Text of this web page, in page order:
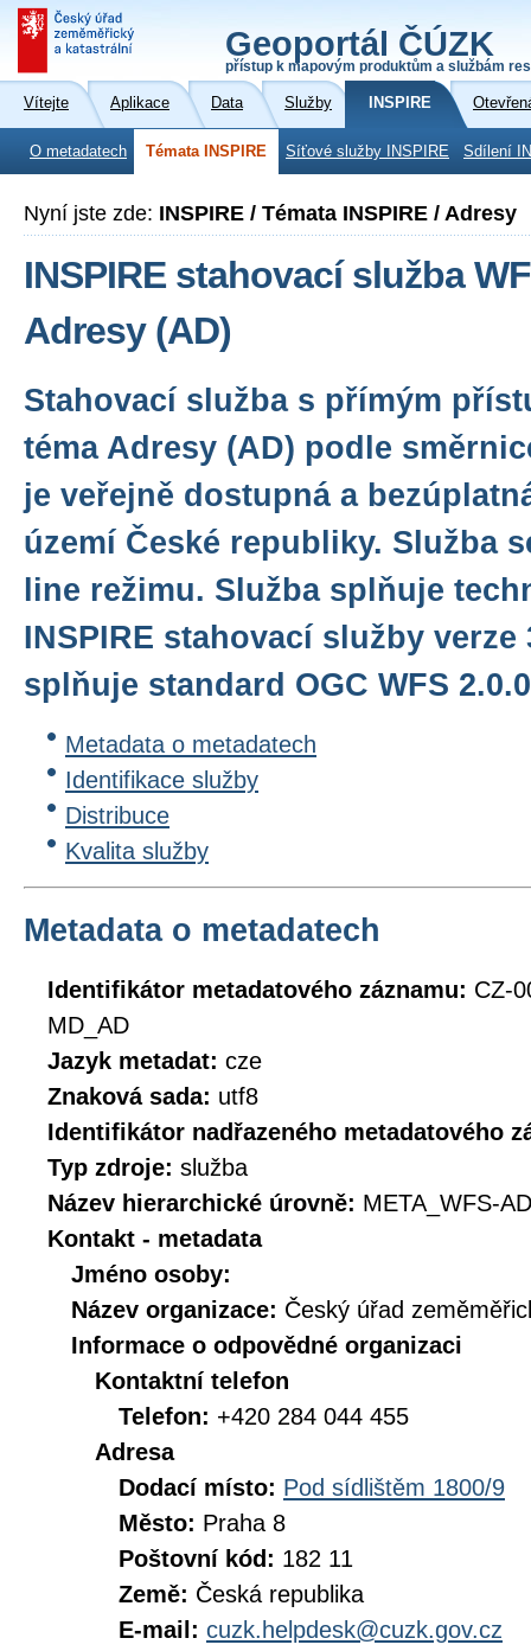
Geoportál ČÚZK
přístup k mapovým produktům a službám
Vítejte Aplikace Data Služby INSPIRE
O metadatech Témata INSPIRE Síťové služby INSPIRE Sdílení
Nyní jste zde: INSPIRE / Témata INSPIRE / Adresy
INSPIRE stahovací služba
Adresy (AD)
Stahovací služba s přímým
téma Adresy (AD) podle
je veřejně dostupná a
území České republiky. Služba
line režimu. Služba splňuje
INSPIRE stahovací služby verze
splňuje standard OGC WFS
Metadata o metadatech
Identifikace služby
Distribuce
Kvalita služby
Metadata o metadatech
Identifikátor metadatového záznamu: CZ-
MD_AD
Jazyk metadat: cze
Znaková sada: utf8
Identifikátor nadřazeného metadatového
Typ zdroje: služba
Název hierarchické úrovně: META_WFS-
Kontakt - metadata
Jméno osoby:
Název organizace: Český úřad
Informace o odpovědné organizaci
Kontaktní telefon
Telefon: +420 284 044 455
Adresa
Dodací místo: Pod sídlištěm 1800/9
Město: Praha 8
Poštovní kód: 182 11
Země: Česká republika
E-mail: cuzk.helpdesk@cuzk.gov.cz